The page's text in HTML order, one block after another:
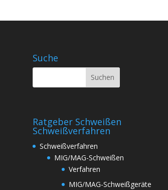
Suche
Ratgeber Schweißen
Schweißverfahren
Schweißverfahren
MIG/MAG-Schweißen
Verfahren
MIG/MAG-Schweißgeräte